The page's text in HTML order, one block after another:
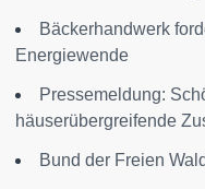
Bäckerhandwerk
Energiewende
Pressemeldung:
häuserübergreifende
Bund der Freien